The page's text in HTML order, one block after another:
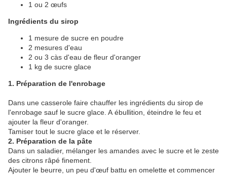
1 ou 2 œufs
Ingrédients du sirop
1 mesure de sucre en poudre
2 mesures d'eau
2 ou 3 càs d'eau de fleur d'oranger
1 kg de sucre glace
1. Préparation de l'enrobage
Dans une casserole faire chauffer les ingrédients du sirop de
l'enrobage sauf le sucre glace. A ébullition, éteindre le feu et
ajouter la fleur d'oranger.
Tamiser tout le sucre glace et le réserver.
2. Préparation de la pâte
Dans un saladier, mélanger les amandes avec le sucre et le zeste
des citrons râpé finement.
Ajouter le beurre, un peu d'œuf battu en omelette et commencer